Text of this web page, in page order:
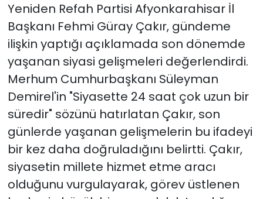
Yeniden Refah Partisi Afyonkarahisar İl
Başkanı Fehmi Güray Çakır, gündeme
ilişkin yaptığı açıklamada son dönemde
yaşanan siyasi gelişmeleri değerlendirdi.
Merhum Cumhurbaşkanı Süleyman
Demirel'in "Siyasette 24 saat çok uzun bir
süredir" sözünü hatırlatan Çakır, son
günlerde yaşanan gelişmelerin bu ifadeyi
bir kez daha doğruladığını belirtti. Çakır,
siyasetin millete hizmet etme aracı
olduğunu vurgulayarak, görev üstlenen